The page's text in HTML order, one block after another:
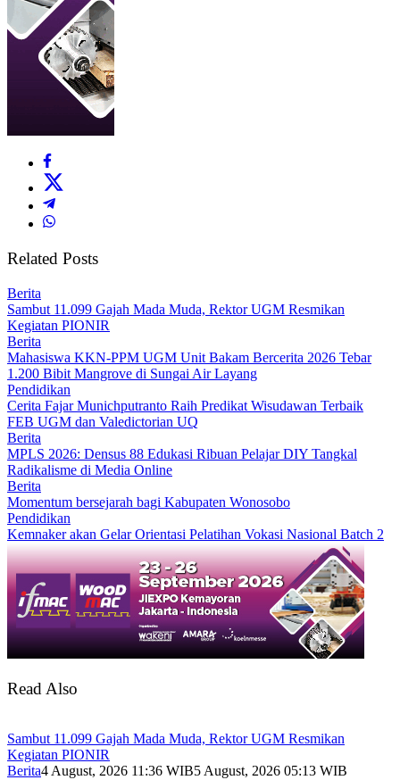
Related Posts
Berita
Sambut 11.099 Gajah Mada Muda, Rektor UGM Resmikan
Kegiatan PIONIR
Berita
Mahasiswa KKN-PPM UGM Unit Bakam Bercerita 2026 Tebar
1.200 Bibit Mangrove di Sungai Air Layang
Pendidikan
Cerita Fajar Munichputranto Raih Predikat Wisudawan Terbaik
FEB UGM dan Valedictorian UQ
Berita
MPLS 2026: Densus 88 Edukasi Ribuan Pelajar DIY Tangkal
Radikalisme di Media Online
Berita
Momentum bersejarah bagi Kabupaten Wonosobo
Pendidikan
Kemnaker akan Gelar Orientasi Pelatihan Vokasi Nasional Batch 2
Read Also
Sambut 11.099 Gajah Mada Muda, Rektor UGM Resmikan
Kegiatan PIONIR
Berita4 August, 2026 11:36 WIB5 August, 2026 05:13 WIB